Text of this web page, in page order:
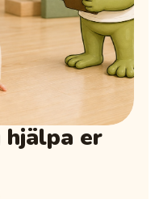
hjälpa er